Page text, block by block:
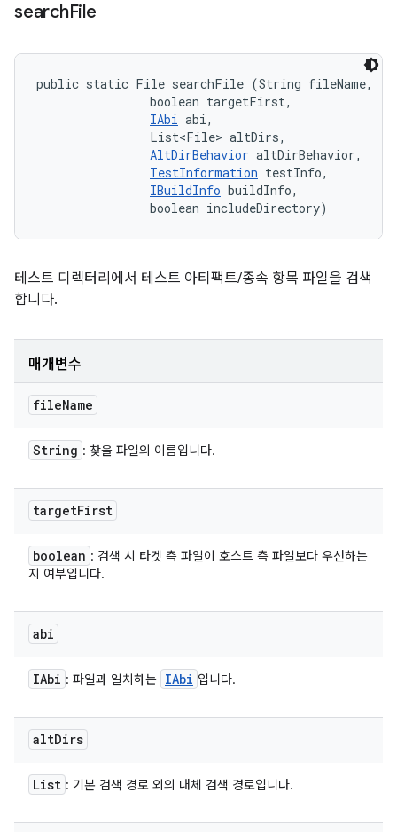
searchFile
public static File searchFile (String fileName,
                boolean targetFirst,
IAbi abi,
                List<File> altDirs,
AltDirBehavior altDirBehavior,
TestInformation testInfo,
IBuildInfo buildInfo,
                boolean includeDirectory)
테스트 디렉터리에서 테스트 아티팩트/종속 항목 파일을 검색
합니다.
매개변수
fileName
String : 찾을 파일의 이름입니다.
targetFirst
boolean : 검색 시 타겟 측 파일이 호스트 측 파일보다 우선하는
지 여부입니다.
abi
IAbi : 파일과 일치하는 IAbi 입니다.
altDirs
List : 기본 검색 경로 외의 대체 검색 경로입니다.